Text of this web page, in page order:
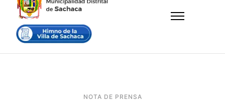
NOTA DE PRENSA